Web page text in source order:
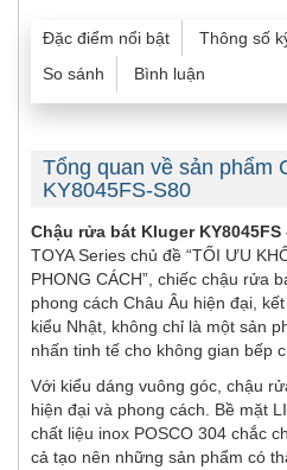
Đặc điểm nổi bật Thông số
So sánh
Bình luận
Tổng quan về sản phẩm
KY8045FS-S80
Chậu rửa bát Kluger KY8045FS
TOYA Series chủ đề “TỐI ƯU
PHONG CÁCH”, chiếc chậu rửa
phong cách Châu Âu hiện đại,
kiểu Nhật, không chỉ là một sản
nhấn tinh tế cho không gian bếp
Với kiểu dáng vuông góc, chậu
hiện đại và phong cách. Bề mặt
chất liệu inox POSCO 304 chắc
cả tạo nên những sản phẩm có